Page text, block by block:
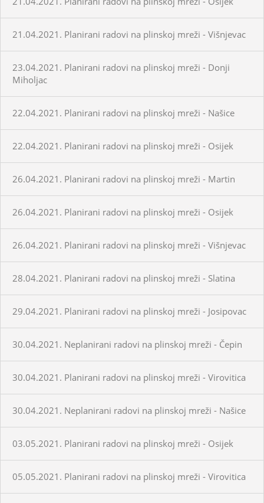
21.04.2021. Planirani radovi na plinskoj mreži - Višnjevac
23.04.2021. Planirani radovi na plinskoj mreži - Donji
Miholjac
22.04.2021. Planirani radovi na plinskoj mreži - Našice
22.04.2021. Planirani radovi na plinskoj mreži - Osijek
26.04.2021. Planirani radovi na plinskoj mreži - Martin
26.04.2021. Planirani radovi na plinskoj mreži - Osijek
26.04.2021. Planirani radovi na plinskoj mreži - Višnjevac
28.04.2021. Planirani radovi na plinskoj mreži - Slatina
29.04.2021. Planirani radovi na plinskoj mreži - Josipovac
30.04.2021. Neplanirani radovi na plinskoj mreži - Čepin
30.04.2021. Planirani radovi na plinskoj mreži - Virovitica
30.04.2021. Neplanirani radovi na plinskoj mreži - Našice
03.05.2021. Planirani radovi na plinskoj mreži - Osijek
05.05.2021. Planirani radovi na plinskoj mreži - Virovitica